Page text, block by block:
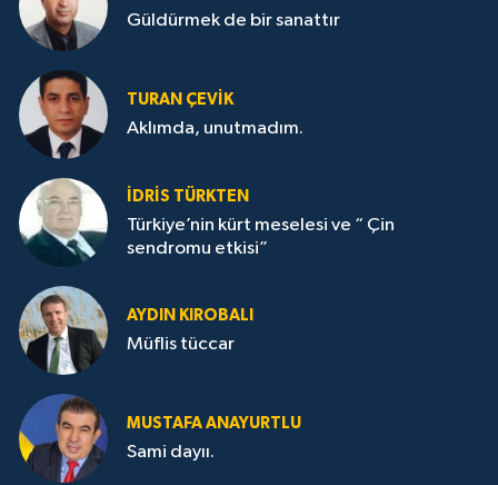
Güldürmek de bir sanattır
TURAN ÇEVİK
Aklımda, unutmadım.
İDRİS TÜRKTEN
Türkiye’nin kürt meselesi ve “ Çin
sendromu etkisi”
AYDIN KIROBALI
Müflis tüccar
MUSTAFA ANAYURTLU
Sami dayıı.